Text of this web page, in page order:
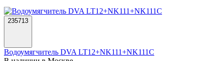
235713
Водоумягчитель DVA LT12+NK111+NK111C